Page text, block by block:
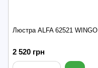
Люстра ALFA 62521 WINGO
2 520 грн